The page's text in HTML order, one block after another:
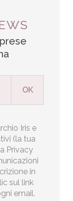
Iris e
(la tua
Privacy
in
sul link
email.